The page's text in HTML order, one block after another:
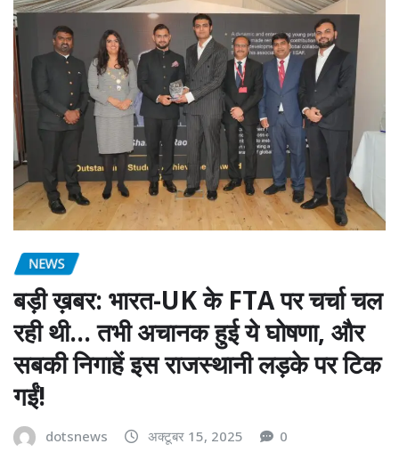
NEWS
बड़ी ख़बर: भारत-UK के FTA पर चर्चा चल
रही थी… तभी अचानक हुई ये घोषणा, और
सबकी निगाहें इस राजस्थानी लड़के पर टिक
गईं!
dotsnews अक्टूबर 15, 2025 0